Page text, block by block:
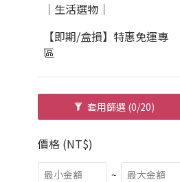
｜生活選物｜
【即期/盒損】特惠免運專
區
套用篩選 (0/20)
價格 (NT$)
~